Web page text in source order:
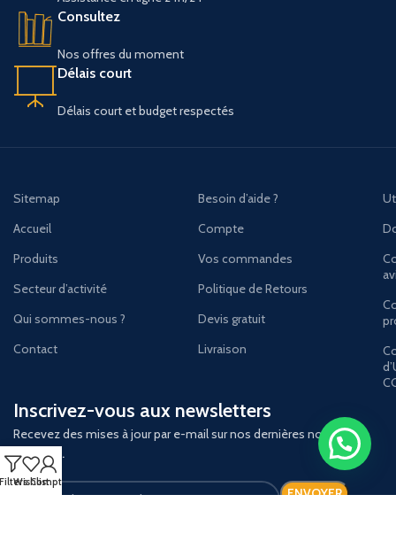
Consultez
Nos offres du moment
Délais court
Délais court et budget respectés
Sitemap
Accueil
Produits
Secteur d’activité
Qui sommes-nous ?
Contact
Besoin d’aide ?
Compte
Vos commandes
Politique de Retours
Devis gratuit
Livraison
Inscrivez-vous aux newsletters
Recevez des mises à jour par e-mail sur nos dernières nouvelles
etoffres.
FiltersWishlistCompte